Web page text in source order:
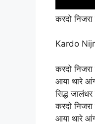
करदो
Kardo
करदो
आया थारे
सिद्ध
करदो
आया थारे